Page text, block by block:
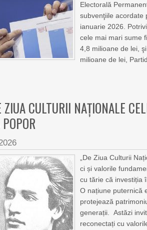
Electorală
subvenţiile acordate
ianuarie 2026.
cele mai mari sume
4,8 milioane de lei,
milioane de lei,
ZIUA CULTURII NAȚIONALE
„De Ziua Culturii
ci și valorile
cu tărie că investiția
O națiune puternică
protejează
generații. Astăzi
reconectați cu